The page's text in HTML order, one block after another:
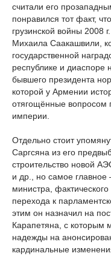
считали его
понравился тот факт,
грузинской войны 2008
Михаила Саакашвили,
государственной
республике и диаспоре
бывшего президента
которой у Армении
отягощённые вопросом
империи.
Отдельно стоит
Саргсяна из его
строительство новой
и др., но самое
министра,
перехода к
этим он назначил на
Карапетяна, с которым
надежды на
кардинальные